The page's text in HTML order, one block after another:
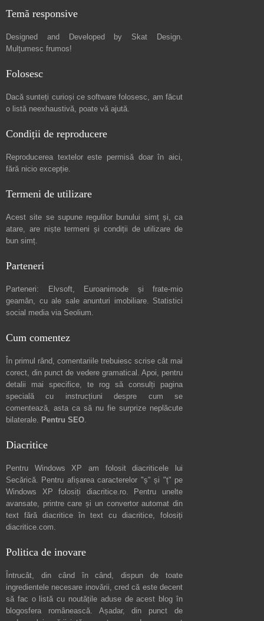
Temă responsive
Designed and Developed by Skat Design.
Mulțumesc frumos!
Folosesc
Dacă sunteți curioși ce software folosesc, am făcut
o listă neexhaustivă, poate vă ajută.
Condiții de reproducere
Reproducerea textelor este permisă doar în aici,
fără nicio excepție.
Termeni de utilizare
Acest site se supune regulilor bunului simț și, ca
atare, are niștetermeni și condiții de utilizare de
bun simț.
Parteneri
Parteneri: Elvsoft, Euroanimode și frate-mio
geamăn, cu ale sale anunturi imobiliare. Statistici
social media via Seolium.
Cum comentez
În primul rând, comentariile trebuiesc scrise cât mai
corect, din punct de vedere gramatical. Apoi, pentru
detalii mai specifice, te rog să consulți pagina
specială cu instrucțiuni despre cum se
comentează, asta ca să nu fie surprize neplăcute
bilaterale. Pentru SEO.
Diacritice
Pentru Windows XP am folosit diacriticele lui
Secărică. Pentru afișarea caracterelor "ș" și "ț" pe
Windows XP folosiți diacritice.ro. Pentru unelte
avansate, printre care și un convertor automat din
text fără diacritice în text cu diacritice, folosiți
diacritice.com.
Politica de inovare
Întrucât, din când în când, dispun de toate
ingredientele necesare inovării, cred că este decent
să fac o listă cu noutățile aduse de acest blog în
blogosfera românească. Așadar, din punct de